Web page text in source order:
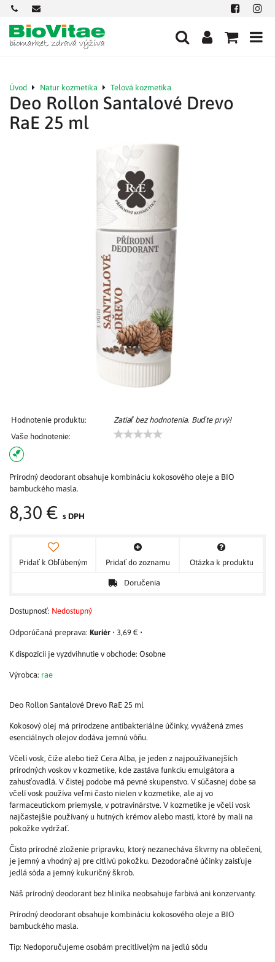
+421
901
712
584
office@biovitae.sk Facebook
Úvod Natur kozmetika Telová kozmetika
Deo Rollon Santalové Drevo
RaE 25 ml
Hodnotenie produktu:
Zatiaľ bez hodnotenia. Buďte prvý!
Vaše hodnotenie:
Prírodný deodorant obsahuje kombináciu kokosového oleje a BIO
bambuckého masla.
8,30 € s DPH
Pridať k Obľúbeným Pridať do zoznamu Otázka k produktu
Doručenia
Dostupnosť: Nedostupný
Kuriér • 3,69 € •
Osobne
Výrobca: rae
Deo Rollon Santalové Drevo RaE 25 ml
Kokosový olej má prirodzene antibakteriálne účinky, vyvážená zmes
esenciálnych olejov dodáva jemnú vôňu.
Včelí vosk, čiže alebo tiež Cera Alba, je jeden z najpoužívanejších
prírodných voskov v kozmetike, kde zastáva funkciu emulgátora a
zahusťovadlá. V čistej podobe má pevné skupenstvo. V súčasnej dobe sa
včelí vosk používa veľmi často nielen v kozmetike, ale aj vo
farmaceutickom priemysle, v potravinárstve. V kozmetike je včelí vosk
najčastejšie používaný u hutných krémov alebo mastí, ktoré by mali na
pokožke vydržať.
Čisto prírodné zloženie prípravku, ktorý nezanecháva škvrny na oblečení,
je jemný a vhodný aj pre citlivú pokožku. Dezodoračné účinky zaisťuje
jedlá sóda a jemný kukuričný škrob.
Náš prírodný deodorant bez hliníka neobsahuje farbivá ani konzervanty.
Prírodný deodorant obsahuje kombináciu kokosového oleje a BIO
bambuckého masla.
Tip: Nedoporučujeme osobám precitlivelým na jedlú sódu